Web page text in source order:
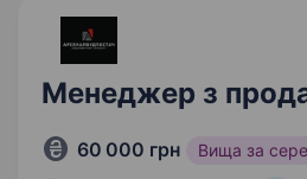
Менеджер з
60 000 грн Вища за